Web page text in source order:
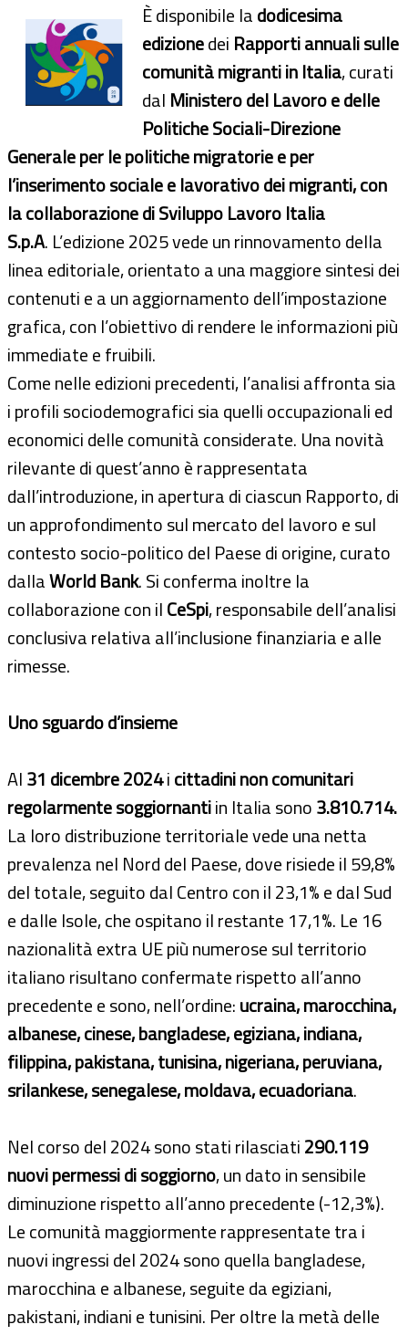
È disponibile ladodicesima
edizionedei Rapporti annuali sulle
comunità migranti in Italia, curati
dal Ministero del Lavoro e delle
Politiche Sociali-Direzione
Generale per le politiche migratorie e per
l’inserimento sociale e lavorativo dei migranti, con
la collaborazione di Sviluppo Lavoro Italia
S.p.A. L’edizione 2025 vede un rinnovamento della
linea editoriale, orientato a una maggiore sintesi dei
contenuti e a un aggiornamento dell’impostazione
grafica, con l’obiettivo di rendere le informazioni più
immediate e fruibili.
Come nelle edizioni precedenti, l’analisi affronta sia
i profili sociodemografici sia quelli occupazionali ed
economici delle comunità considerate. Una novità
rilevante di quest’anno è rappresentata
dall’introduzione, in apertura di ciascun Rapporto, di
un approfondimento sul mercato del lavoro e sul
contesto socio-politico del Paese di origine, curato
dallaWorld Bank. Si conferma inoltre la
collaborazione con ilCeSpi, responsabile dell’analisi
conclusiva relativa all’inclusione finanziaria e alle
rimesse.
Uno sguardo d’insieme
Al31 dicembre 2024icittadini non comunitari
regolarmente soggiornantiin Italia sono3.810.714.
La loro distribuzione territoriale vede una netta
prevalenza nel Nord del Paese, dove risiede il 59,8%
del totale, seguito dal Centro con il 23,1% e dal Sud
e dalle Isole, che ospitano il restante 17,1%. Le 16
nazionalità extra UE più numerose sul territorio
italiano risultano confermate rispetto all’anno
precedente e sono, nell’ordine:ucraina, marocchina,
albanese, cinese, bangladese, egiziana, indiana,
filippina, pakistana, tunisina, nigeriana, peruviana,
srilankese, senegalese, moldava, ecuadoriana.
Nel corso del 2024 sono stati rilasciati290.119
nuovi permessi di soggiorno, un dato in sensibile
diminuzione rispetto all’anno precedente (-12,3%).
Le comunità maggiormente rappresentate tra i
nuovi ingressi del 2024 sono quella bangladese,
marocchina e albanese, seguite da egiziani,
pakistani, indiani e tunisini. Per oltre la metà delle